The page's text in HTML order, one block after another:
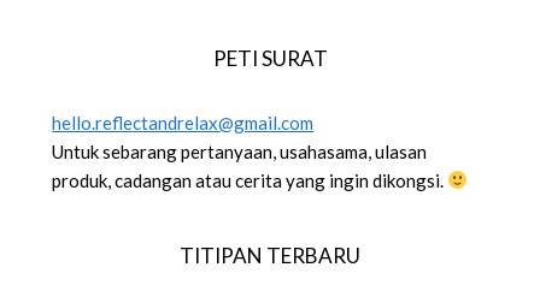
PETI SURAT
hello.reflectandrelax@gmail.com
Untuk sebarang pertanyaan, usahasama, ulasan
produk, cadangan atau cerita yang ingin dikongsi.
TITIPAN TERBARU